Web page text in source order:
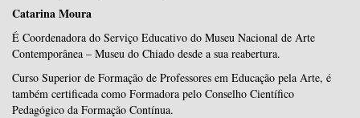
Catarina Moura
É Coordenadora do Serviço Educativo do Museu Nacional de Arte
Contemporânea – Museu do Chiado desde a sua reabertura.
Curso Superior de Formação de Professores em Educação pela Arte, é
também certificada como Formadora pelo Conselho Científico
Pedagógico da Formação Contínua.